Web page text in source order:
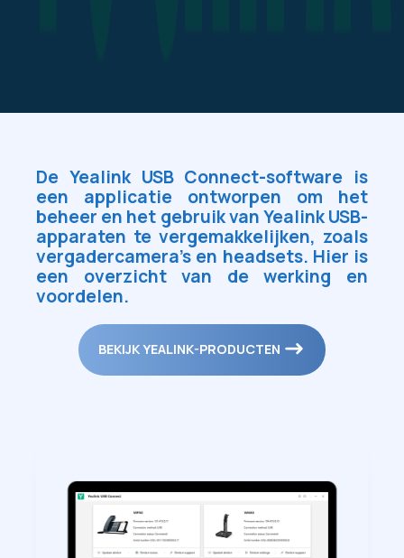
De Yealink USB Connect-software is
een applicatie ontworpen om het
beheer en het gebruik van Yealink USB-
apparaten te vergemakkelijken, zoals
vergadercamera's en headsets. Hier is
een overzicht van de werking en
voordelen.
BEKIJK YEALINK-PRODUCTEN